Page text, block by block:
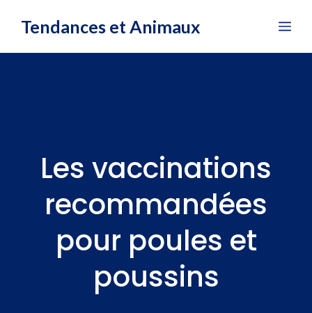
Tendances et Animaux
Les vaccinations
recommandées
pour poules et
poussins